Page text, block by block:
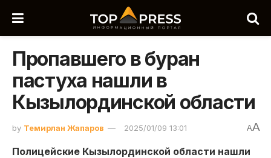
Пропавшего в буран
пастуха нашли в
Кызылординской области
by Темирлан Жапаров 2025/01/09 13:01 AA
Полицейские Кызылординской области нашли